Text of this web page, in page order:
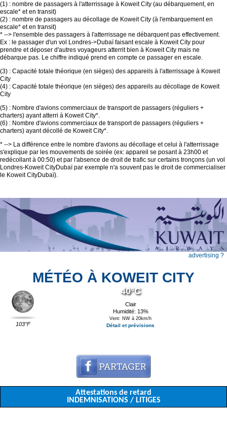
(1) : nombre de passagers à l'atterrissage à Koweit City (au débarquement, en
escale* et en transit)
(2) : nombre de passagers au décollage de Koweit City (à l'embarquement en
escale* et en transit)
* --> l'ensemble des passagers à l'atterrissage ne débarquent pas effectivement.
Ex : le passager d'un vol Londres->Dubaï faisant escale à Koweit City pour
prendre et déposer d'autres voyageurs atterrit bien à Koweit City mais ne
débarque pas. Le chiffre indiqué prend en compte ce passager en escale.
(3) : Capacité totale théorique (en sièges) des appareils à l'atterrissage à Koweit
City
(4) : Capacité totale théorique (en sièges) des appareils au décollage de Koweit
City
(5) : Nombre d'avions commerciaux de transport de passagers (réguliers +
charters) ayant atterri à Koweit City*.
(6) : Nombre d'avions commerciaux de transport de passagers (réguliers +
charters) ayant décollé de Koweit City*.
* --> La différence entre le nombre d'avions au décollage et celui à l'atterrissage
s'explique par les mouvements de soirée (ex: appareil se posant à 23h00 et
redécollant à 00:50) et par l'absence de droit de trafic sur certains tronçons (un vol
Londres-Koweit CityDubaï par exemple n'a souvent pas le droit de commercialiser
le Koweit CityDubaï).
advertising ?
MÉTÉO À KOWEIT CITY
103°F
40°C
Clair
Humidité: 13%
Vent: NW à 20km/h
Détail et prévisions
Attestations de retard
INDEMNISATIONS / LITIGES